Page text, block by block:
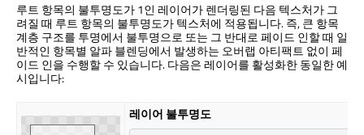
루트 항목의 불투명도가 1인 레이어가 렌더링된 다음 텍스처가 그
려질 때 루트 항목의 불투명도가 텍스처에 적용됩니다. 즉, 큰 항목
계층 구조를 투명에서 불투명으로 또는 그 반대로 페이드 인할 때 일
반적인 항목별 알파 블렌딩에서 발생하는 오버랩 아티팩트 없이 페
이드 인을 수행할 수 있습니다. 다음은 레이어를 활성화한 동일한 예
시입니다:
레이어 불투명도